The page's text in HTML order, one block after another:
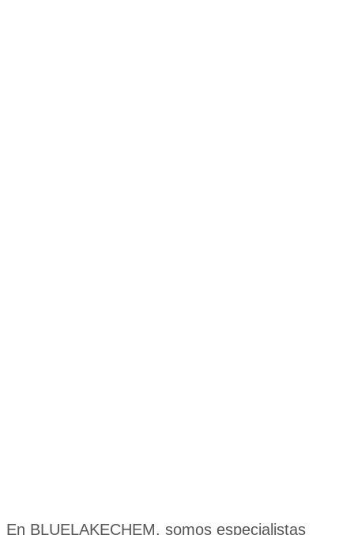
En BLUELAKECHEM, somos especialistas